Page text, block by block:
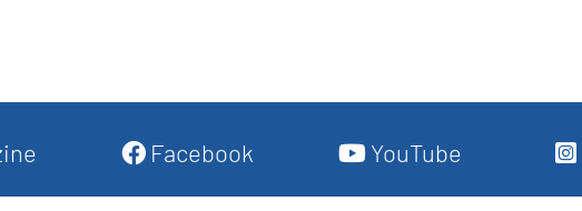
Facebook YouTube